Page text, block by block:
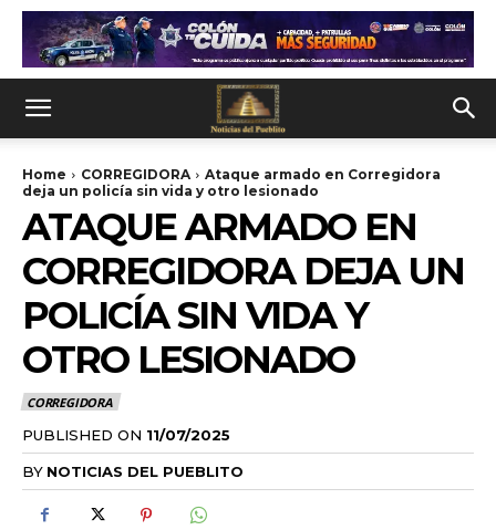
Home CORREGIDORA
Ataque armado en Corregidora
deja un policía sin vida y otro lesionado
ATAQUE ARMADO EN
CORREGIDORA DEJA UN
POLICÍA SIN VIDA Y
OTRO LESIONADO
CORREGIDORA
PUBLISHED ON 11/07/2025
BY NOTICIAS DEL PUEBLITO